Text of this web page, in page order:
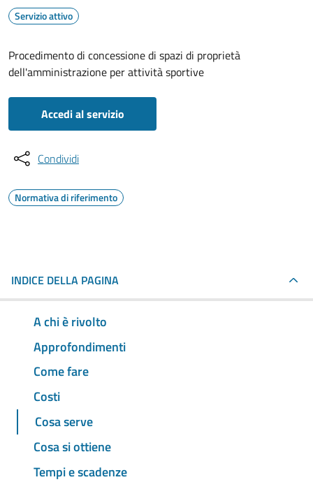
Servizio attivo
Procedimento di concessione di spazi di proprietà
dell'amministrazione per attività sportive
Accedi al servizio
Condividi
Normativa di riferimento
INDICE DELLA PAGINA
A chi è rivolto
Approfondimenti
Come fare
Costi
Cosa serve
Cosa si ottiene
Tempi e scadenze